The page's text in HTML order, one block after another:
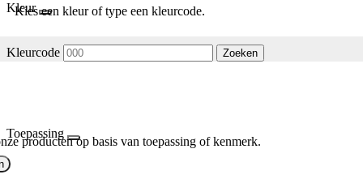
Kleur
Kies een kleur of type een kleurcode.
Kleurcode Zoeken
Toepassing
producten op basis van toepassing of kenmerk.